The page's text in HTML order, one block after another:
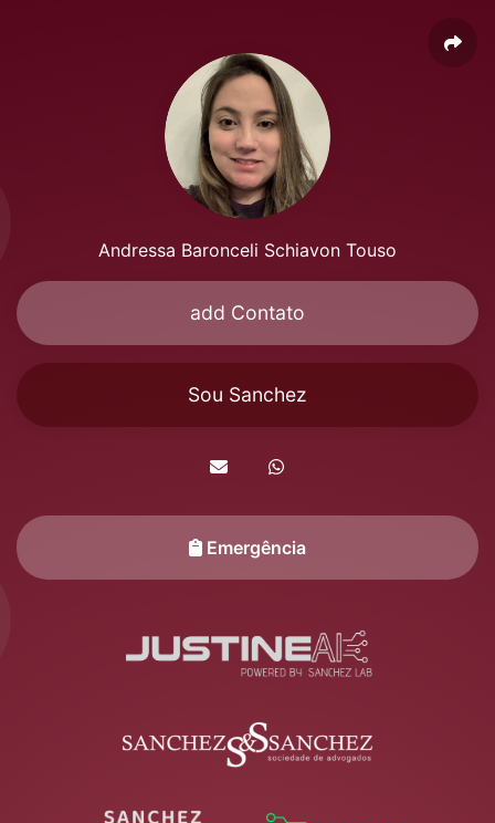
Andressa Baronceli Schiavon Touso
add Contato
Sou Sanchez
Emergência